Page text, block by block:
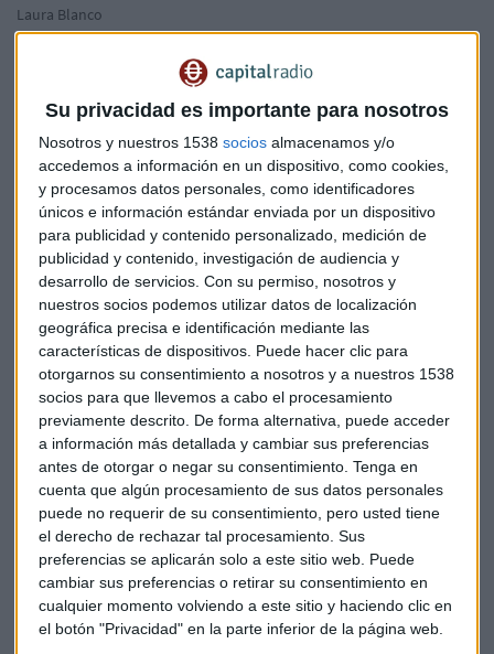
Su privacidad es importante para nosotros
Nosotros y nuestros 1538 socios almacenamos y/o
accedemos a información en un dispositivo, como cookies,
y procesamos datos personales, como identificadores
únicos e información estándar enviada por un dispositivo
para publicidad y contenido personalizado, medición de
publicidad y contenido, investigación de audiencia y
desarrollo de servicios. Con su permiso, nosotros y
nuestros socios podemos utilizar datos de localización
geográfica precisa e identificación mediante las
características de dispositivos. Puede hacer clic para
otorgarnos su consentimiento a nosotros y a nuestros 1538
socios para que llevemos a cabo el procesamiento
previamente descrito. De forma alternativa, puede acceder
a información más detallada y cambiar sus preferencias
antes de otorgar o negar su consentimiento. Tenga en
cuenta que algún procesamiento de sus datos personales
puede no requerir de su consentimiento, pero usted tiene
el derecho de rechazar tal procesamiento. Sus
preferencias se aplicarán solo a este sitio web. Puede
cambiar sus preferencias o retirar su consentimiento en
cualquier momento volviendo a este sitio y haciendo clic en
el botón "Privacidad" en la parte inferior de la página web.
Laura Blanco
ESTRENO DE SU SEGUNDA TEMPORADA
Periodismo de altos vuelos como transición a la
nueva era informativa